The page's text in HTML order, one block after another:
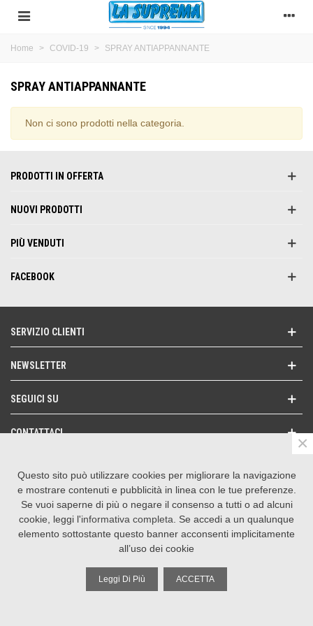
Home > COVID-19 > SPRAY ANTIAPPANNANTE
SPRAY ANTIAPPANNANTE
Non ci sono prodotti nella categoria.
PRODOTTI IN OFFERTA
NUOVI PRODOTTI
PIÙ VENDUTI
FACEBOOK
SERVIZIO CLIENTI
NEWSLETTER
SEGUICI SU
CONTATTACI
©2026 La Suprema Srl | P.IVA 01601620550
Realizzazione e-commerce by Operagrafica
Questo sito può utilizzare cookies per migliorare la navigazione
e mostrare contenuti e pubblicità in linea con le tue preferenze.
Se vuoi saperne di più o negare il consenso a tutti o ad alcuni
cookie, leggi l'informativa completa . Se accedi a un qualunque
elemento sottostante questo banner acconsenti implicitamente
all’uso dei cookie
Leggi Di Più ACCETTA
×